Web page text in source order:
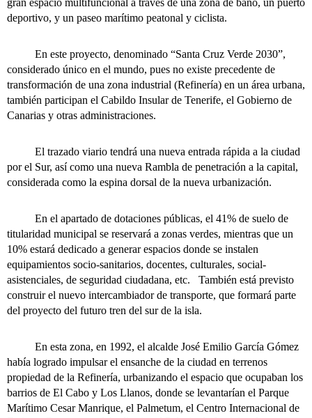
gran espacio multifuncional a través de una zona de baño, un puerto
deportivo, y un paseo marítimo peatonal y ciclista.
En este proyecto, denominado “Santa Cruz Verde 2030”,
considerado único en el mundo, pues no existe precedente de
transformación de una zona industrial (Refinería) en un área urbana,
también participan el Cabildo Insular de Tenerife, el Gobierno de
Canarias y otras administraciones.
El trazado viario tendrá una nueva entrada rápida a la ciudad
por el Sur, así como una nueva Rambla de penetración a la capital,
considerada como la espina dorsal de la nueva urbanización.
En el apartado de dotaciones públicas, el 41% de suelo de
titularidad municipal se reservará a zonas verdes, mientras que un
10% estará dedicado a generar espacios donde se instalen
equipamientos socio-sanitarios, docentes, culturales, social-
asistenciales, de seguridad ciudadana, etc. También está previsto
construir el nuevo intercambiador de transporte, que formará parte
del proyecto del futuro tren del sur de la isla.
En esta zona, en 1992, el alcalde José Emilio García Gómez
había logrado impulsar el ensanche de la ciudad en terrenos
propiedad de la Refinería, urbanizando el espacio que ocupaban los
barrios de El Cabo y Los Llanos, donde se levantarían el Parque
Marítimo Cesar Manrique, el Palmetum, el Centro Internacional de